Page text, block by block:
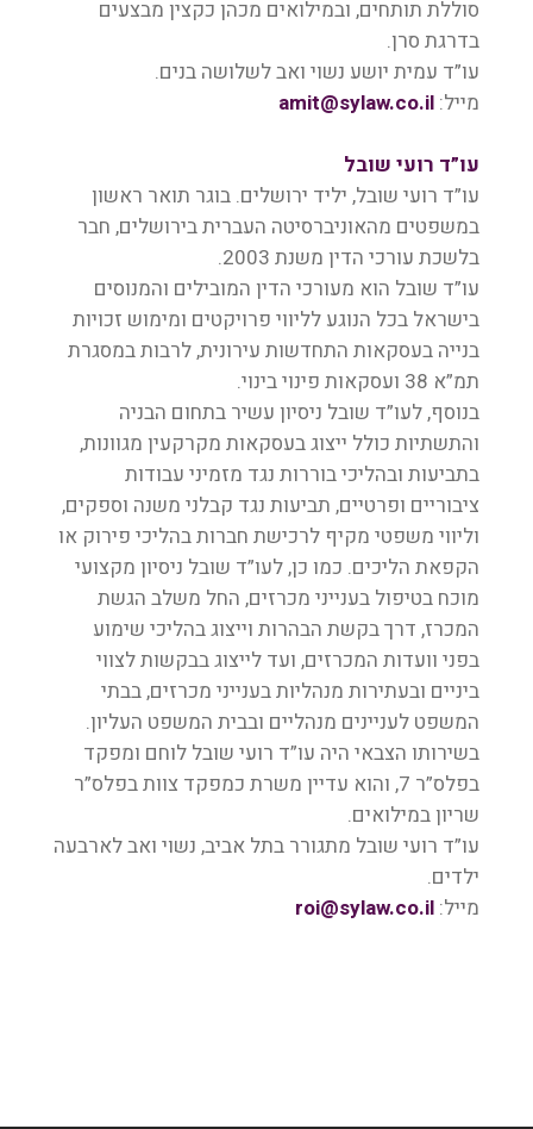
סוללת תותחים, ובמילואים מכהן כקצין מבצעים
בדרגת סרן.
עו”ד עמית יושע נשוי ואב לשלושה בנים.
מייל: amit@sylaw.co.il
עו”ד רועי שובל
עו”ד רועי שובל, יליד ירושלים. בוגר תואר ראשון
במשפטים מהאוניברסיטה העברית בירושלים, חבר
בלשכת עורכי הדין משנת 2003.
עו”ד שובל הוא מעורכי הדין המובילים והמנוסים
בישראל בכל הנוגע לליווי פרויקטים ומימוש זכויות
בנייה בעסקאות התחדשות עירונית, לרבות במסגרת
תמ”א 38 ועסקאות פינוי בינוי.
בנוסף, לעו”ד שובל ניסיון עשיר בתחום הבניה
והתשתיות כולל ייצוג בעסקאות מקרקעין מגוונות,
בתביעות ובהליכי בוררות נגד מזמיני עבודות
ציבוריים ופרטיים, תביעות נגד קבלני משנה וספקים,
וליווי משפטי מקיף לרכישת חברות בהליכי פירוק או
הקפאת הליכים. כמו כן, לעו”ד שובל ניסיון מקצועי
מוכח בטיפול בענייני מכרזים, החל משלב הגשת
המכרז, דרך בקשת הבהרות וייצוג בהליכי שימוע
בפני וועדות המכרזים, ועד לייצוג בבקשות לצווי
ביניים ובעתירות מנהליות בענייני מכרזים, בבתי
המשפט לעניינים מנהליים ובבית המשפט העליון.
בשירותו הצבאי היה עו”ד רועי שובל לוחם ומפקד
בפלס”ר 7, והוא עדיין משרת כמפקד צוות בפלס”ר
שריון במילואים.
עו”ד רועי שובל מתגורר בתל אביב, נשוי ואב לארבעה
ילדים.
מייל: roi@sylaw.co.il